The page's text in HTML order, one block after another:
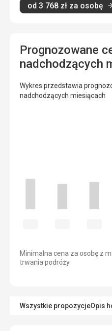
od 3 768 zł za osobę
Prognozowane
nadchodzących
Wykres przedstawia
nadchodzących miesiącach
Minimalna cena za osobę z
trwania podróży
Wszystkie propozycjeOpis